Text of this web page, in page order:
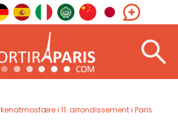
i 11. arrondissement i Paris